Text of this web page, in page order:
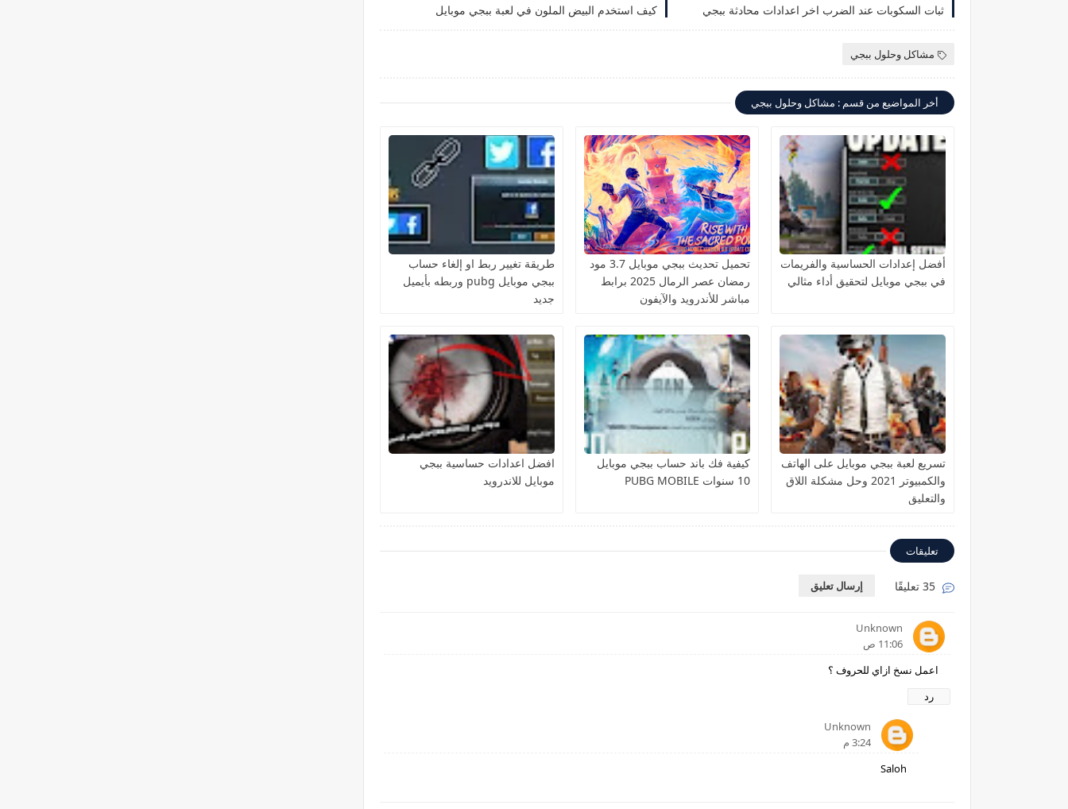
ثبات السكوبات عند الضرب اخر اعدادات محادثة ببجي كيف استخدم البيض الملون في لعبة ببجي موبايل
مشاكل وحلول ببجي
أخر المواضيع من قسم : مشاكل وحلول ببجي
أفضل إعدادات الحساسية والفريمات
في ببجي موبايل لتحقيق أداء مثالي
تحميل تحديث ببجي موبايل 3.7 مود
رمضان عصر الرمال 2025 برابط
مباشر للأندرويد والآيفون
طريقة تغيير ربط او إلغاء حساب
ببجي موبايل pubg وربطه بأيميل
جديد
تسريع لعبة ببجي موبايل على الهاتف
والكمبيوتر 2021 وحل مشكلة اللاق
والتعليق
كيفية فك باند حساب ببجي موبايل
10 سنوات PUBG MOBILE
افضل اعدادات حساسية ببجي
موبايل للاندرويد
تعليقات
إرسال تعليق
Unknown
11:06 ص
اعمل نسخ ازاي للحروف ؟
رد
Unknown
3:24 م
Saloh